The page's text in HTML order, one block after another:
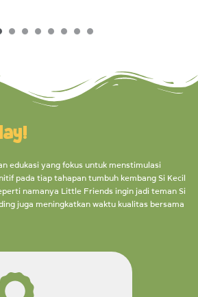
edukasi yang fokus untuk menstimulasi
pada tiap tahapan tumbuh kembang Si Kecil
namanya Little Friends ingin jadi teman Si
juga meningkatkan waktu kualitas bersama